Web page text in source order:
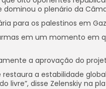
o plenário da
para os palestinos em
em um momento em
a aprovação do
a estabilidade
livre”, disse Zelenskiy na